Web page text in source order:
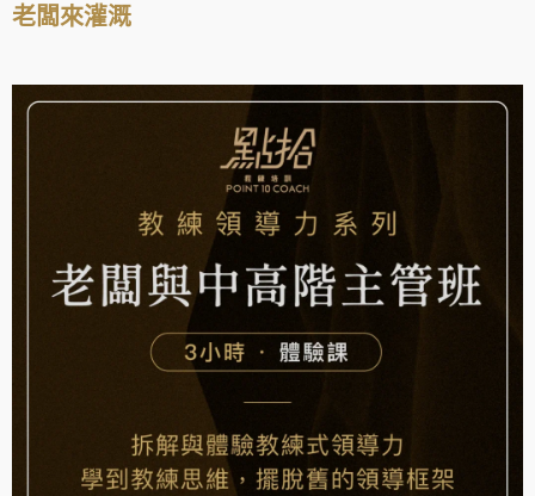
老闆來灌溉